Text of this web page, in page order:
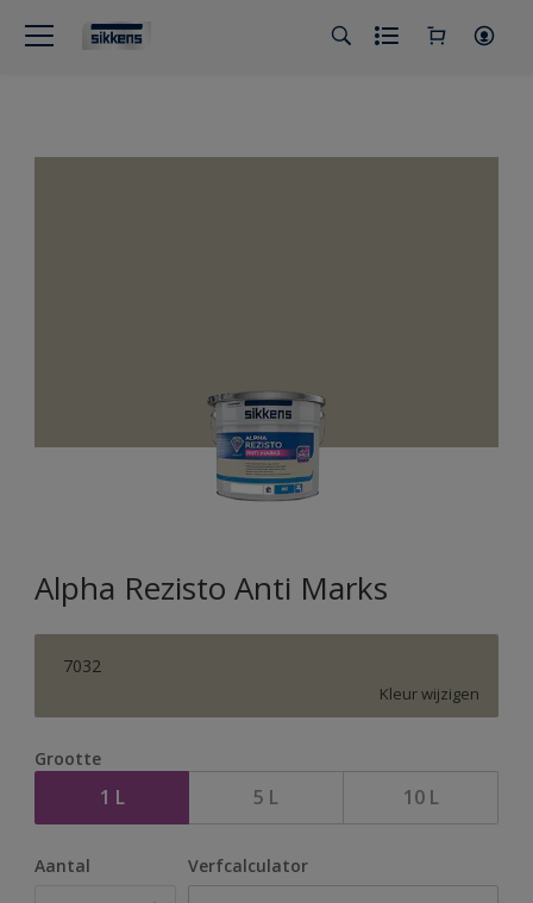
Alpha Rezisto Anti Marks
7032
Kleur wijzigen
Grootte
1 L 5 L 10 L
Aantal Verfcalculator